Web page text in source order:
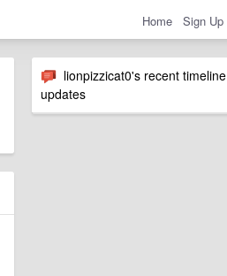
Home Sign Up
lionpizzicat0's recent timeline
updates